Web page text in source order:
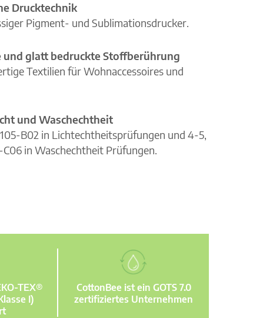
Drucktechnik
Pigment- und Sublimationsdrucker.
und glatt bedruckte Stoffberührung
Textilien für Wohnaccessoires und
und Waschechtheit
105-B02 in Lichtechtheitsprüfungen und 4-5,
C06 in Waschechtheit Prüfungen.
TEX®
I)
CottonBee ist ein GOTS 7.0
zertifiziertes Unternehmen